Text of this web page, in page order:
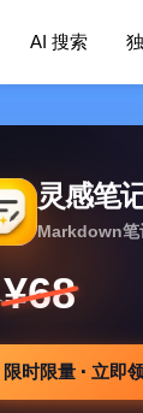
AI 搜索
灵感笔
Markdown笔
¥68
限时限量 · 立即